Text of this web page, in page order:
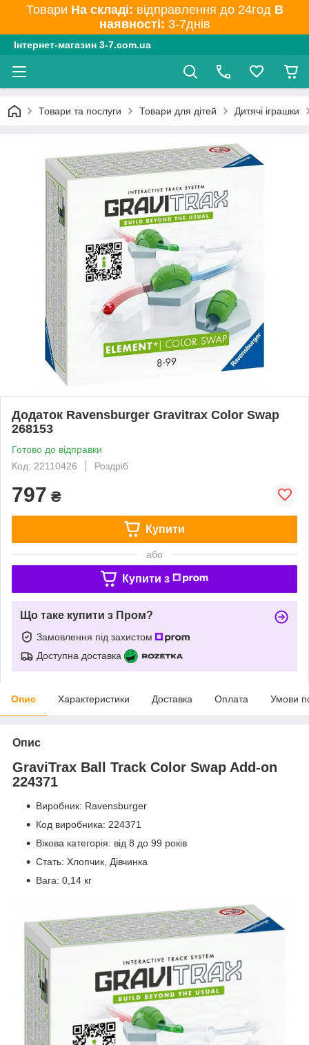
Товари На складі: відправлення до 24год В
наявності: 3-7днів
Інтернет-магазин 3-7.com.ua
Товари та послуги Товари для дітей Дитячі іграшки
Додаток Ravensburger Gravitrax Color Swap
268153
Готово до відправки
Код: 22110426
Роздріб
797 ₴
Купити
або
Купити з
Що таке купити з Пром?
Замовлення під захистом
Доступна доставка
Опис Характеристики Доставка Оплата Умови
Опис
GraviTrax Ball Track Color Swap Add-on
224371
Виробник: Ravensburger
Код виробника: 224371
Вікова категорія: від 8 до 99 років
Стать: Хлопчик, Дівчинка
Вага: 0,14 кг